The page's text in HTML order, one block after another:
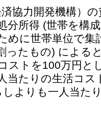
協力開発機構）
分所得 (世帯を構
めに世帯単位で集
ったもの) による
ストを100万円と
当たりの生活コス
しよりも一人当た